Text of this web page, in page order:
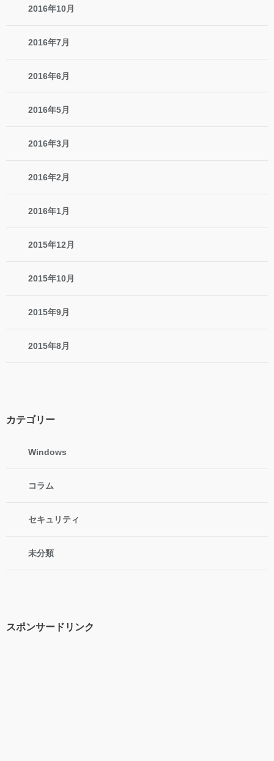
2016年10月
2016年7月
2016年6月
2016年5月
2016年3月
2016年2月
2016年1月
2015年12月
2015年10月
2015年9月
2015年8月
カテゴリー
Windows
コラム
セキュリティ
未分類
スポンサードリンク